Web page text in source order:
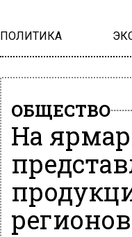
ПОЛИТИКА
ОБЩЕСТВО
На